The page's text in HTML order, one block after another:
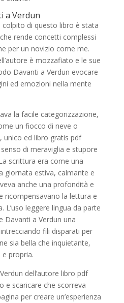
a Verdun
colpito di questo libro è stata
rende concetti complessi
per un novizio come me.
è mozzafiato e le sue
Davanti a Verdun evocare
ed emozioni nella mente
la facile categorizzazione,
un fiocco di neve o
unico ed libro gratis pdf
di meraviglia e stupore
scrittura era come una
giornata estiva, calmante e
anche una profondità e
ricompensavano la lettura e
L’uso leggere lingua da parte
Davanti a Verdun una
fili disparati per
sia bella che inquietante,
e propria.
dell’autore libro pdf
e scaricare che scorreva
per creare un’esperienza